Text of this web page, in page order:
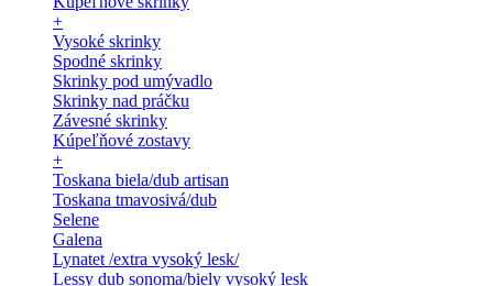
+
Vysoké skrinky
Spodné skrinky
Skrinky pod umývadlo
Skrinky nad práčku
Závesné skrinky
Kúpeľňové zostavy
+
Toskana biela/dub artisan
Toskana tmavosivá/dub
Selene
Galena
Lynatet /extra vysoký lesk/
Lessy dub sonoma/biely vysoký lesk